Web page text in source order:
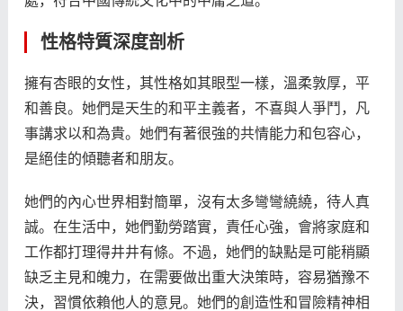
性格特質深度剖析
擁有杏眼的女性，其性格如其眼型一樣，溫柔敦厚，平
和善良。她們是天生的和平主義者，不喜與人爭鬥，凡
事講求以和為貴。她們有著很強的共情能力和包容心，
是絕佳的傾聽者和朋友。
她們的內心世界相對簡單，沒有太多彎彎繞繞，待人真
誠。在生活中，她們勤勞踏實，責任心強，會將家庭和
工作都打理得井井有條。不過，她們的缺點是可能稍顯
缺乏主見和魄力，在需要做出重大決策時，容易猶豫不
決，習慣依賴他人的意見。她們的創造性和冒險精神相